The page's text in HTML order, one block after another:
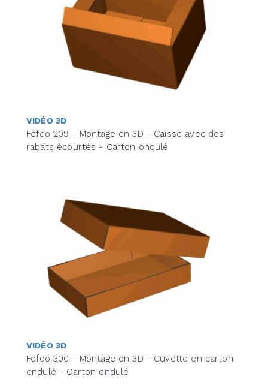
VIDÉO 3D
Fefco 209 - Montage en 3D - Caisse avec des
rabats écourtés - Carton ondulé
VIDÉO 3D
Fefco 300 - Montage en 3D - Cuvette en carton
ondulé - Carton ondulé